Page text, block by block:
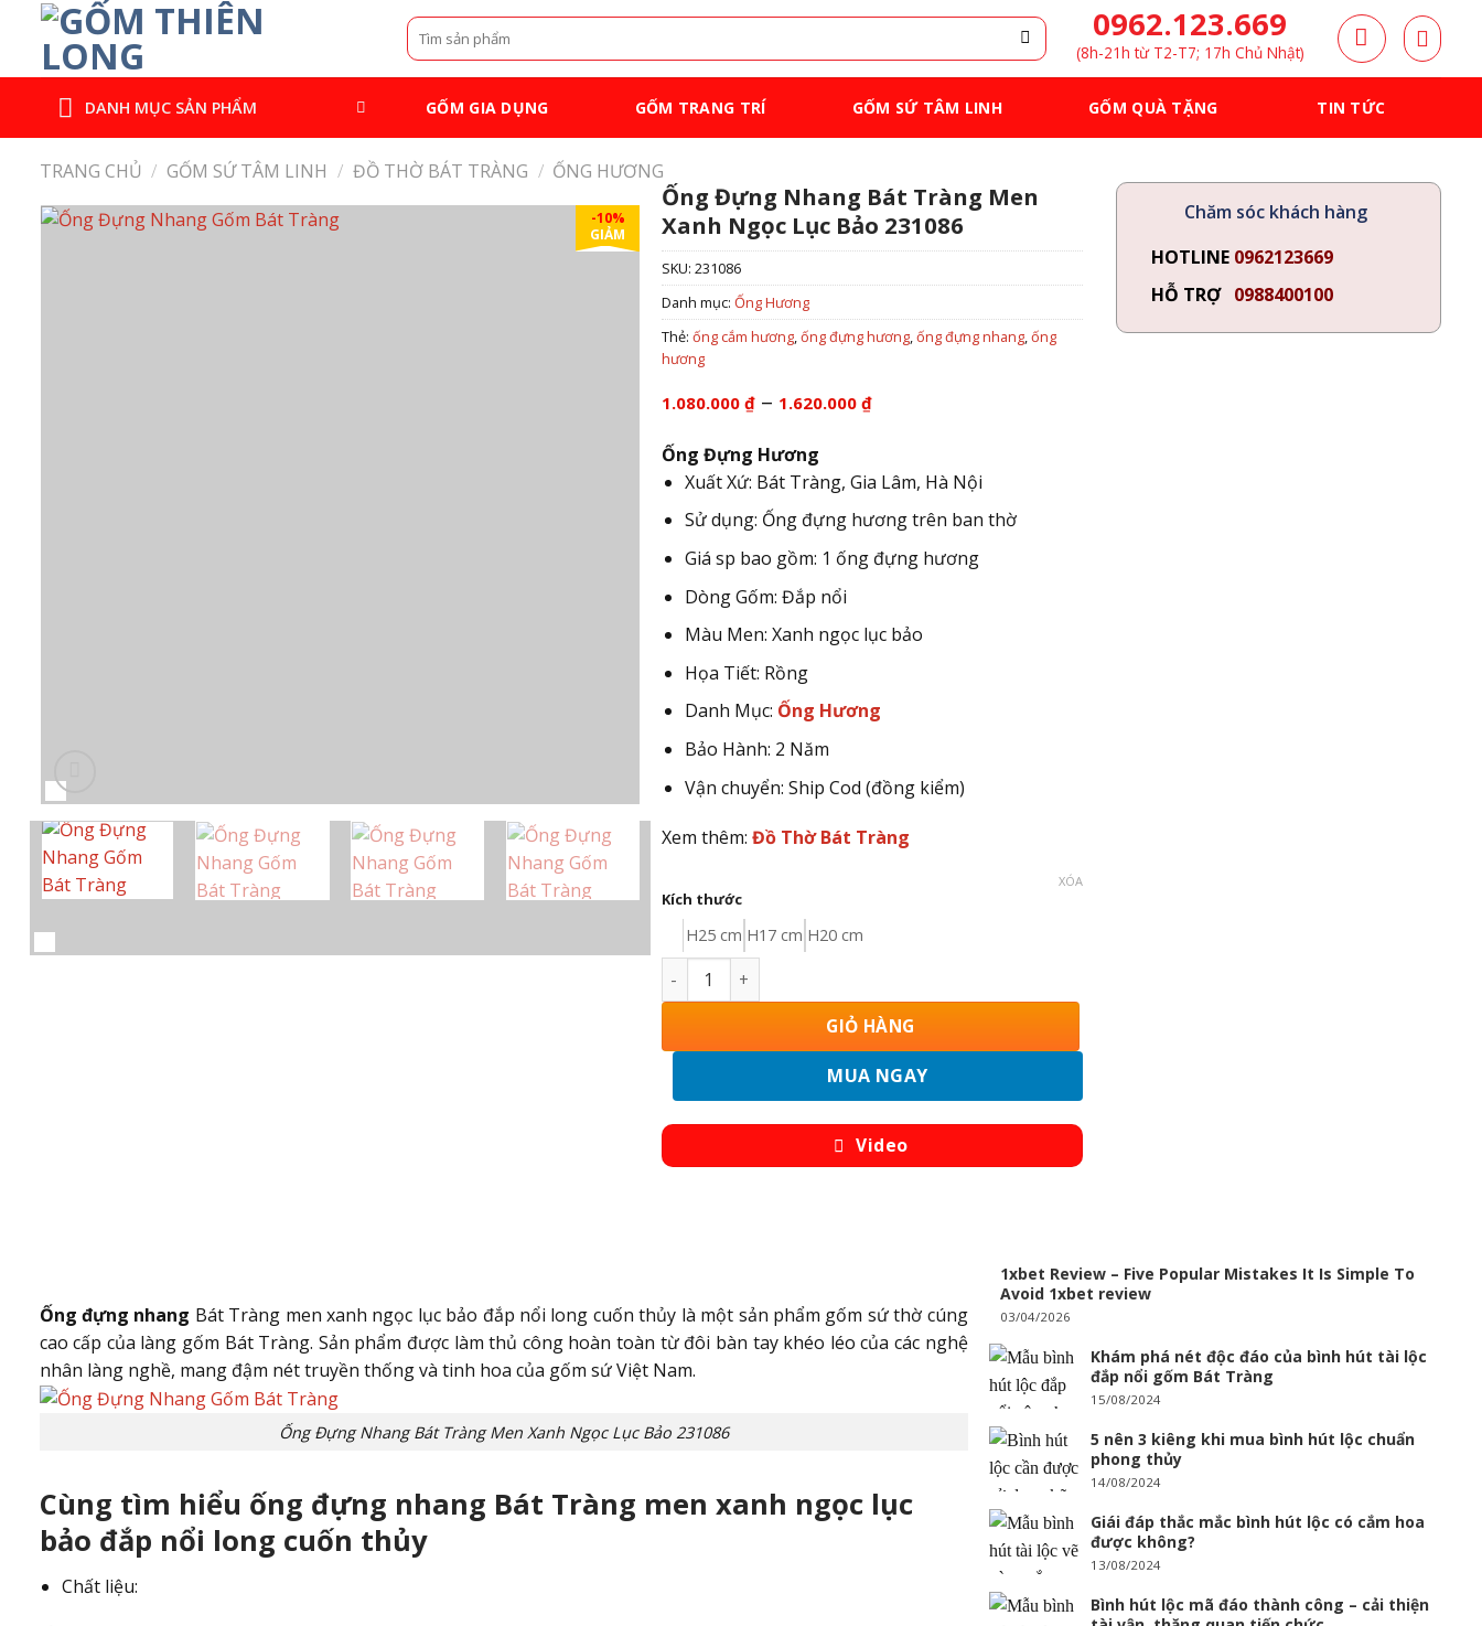
Tìm
kiếm:
0962.123.669
(8h-21h từ T2-T7; 17h Chủ Nhật)
DANH MỤC SẢN PHẨM GỐM GIA DỤNG GỐM TRANG TRÍ GỐM SỨ TÂM LINH GỐM QUÀ TẶNG TIN TỨC
TRANG CHỦ / GỐM SỨ TÂM LINH / ĐỒ THỜ BÁT TRÀNG / ỐNG HƯƠNG
-10%
GIẢM
Ống Đựng Nhang Bát Tràng Men
Xanh Ngọc Lục Bảo 231086
SKU: 231086
Danh mục: Ống Hương
Thẻ: ống cắm hương,ống đựng hương,ống đựng nhang,ống
hương
1.080.000 ₫ – 1.620.000 ₫Khoảng
đến
1.620.000 ₫
Ống Đựng Hương
Xuất Xứ: Bát Tràng, Gia Lâm, Hà Nội
Sử dụng: Ống đựng hương trên ban thờ
Giá sp bao gồm: 1 ống đựng hương
Dòng Gốm: Đắp nổi
Màu Men: Xanh ngọc lục bảo
Họa Tiết: Rồng
Danh Mục: Ống Hương
Bảo Hành: 2 Năm
Vận chuyển: Ship Cod (đồng kiểm)
Xem thêm: Đồ Thờ Bát Tràng
Kích thước
H25 cm H17 cm H20 cm
XÓA
Ống Đựng Nhang Bát Tràng Men Xanh Ngọc Lục Bảo 231086 số lượng
GIỎ HÀNG
MUA NGAY
Video
Chăm sóc khách hàng
HOTLINE 0962123669
HỖ TRỢ 0988400100
Ống đựng nhang Bát Tràng men xanh ngọc lục bảo đắp nổi long cuốn thủy là một sản phẩm gốm sứ thờ cúng
cao cấp của làng gốm Bát Tràng. Sản phẩm được làm thủ công hoàn toàn từ đôi bàn tay khéo léo của các nghệ
nhân làng nghề, mang đậm nét truyền thống và tinh hoa của gốm sứ Việt Nam.
Ống Đựng Nhang Bát Tràng Men Xanh Ngọc Lục Bảo 231086
Cùng tìm hiểu ống đựng nhang Bát Tràng men xanh ngọc lục
bảo đắp nổi long cuốn thủy
Chất liệu:
1xbet Review – Five Popular Mistakes It Is Simple To
Avoid 1xbet review
03/04/2026
Khám phá nét độc đáo của bình hút tài lộc
đắp nổi gốm Bát Tràng
15/08/2024
5 nên 3 kiêng khi mua bình hút lộc chuẩn
phong thủy
14/08/2024
Giái đáp thắc mắc bình hút lộc có cắm hoa
được không?
13/08/2024
Bình hút lộc mã đáo thành công – cải thiện